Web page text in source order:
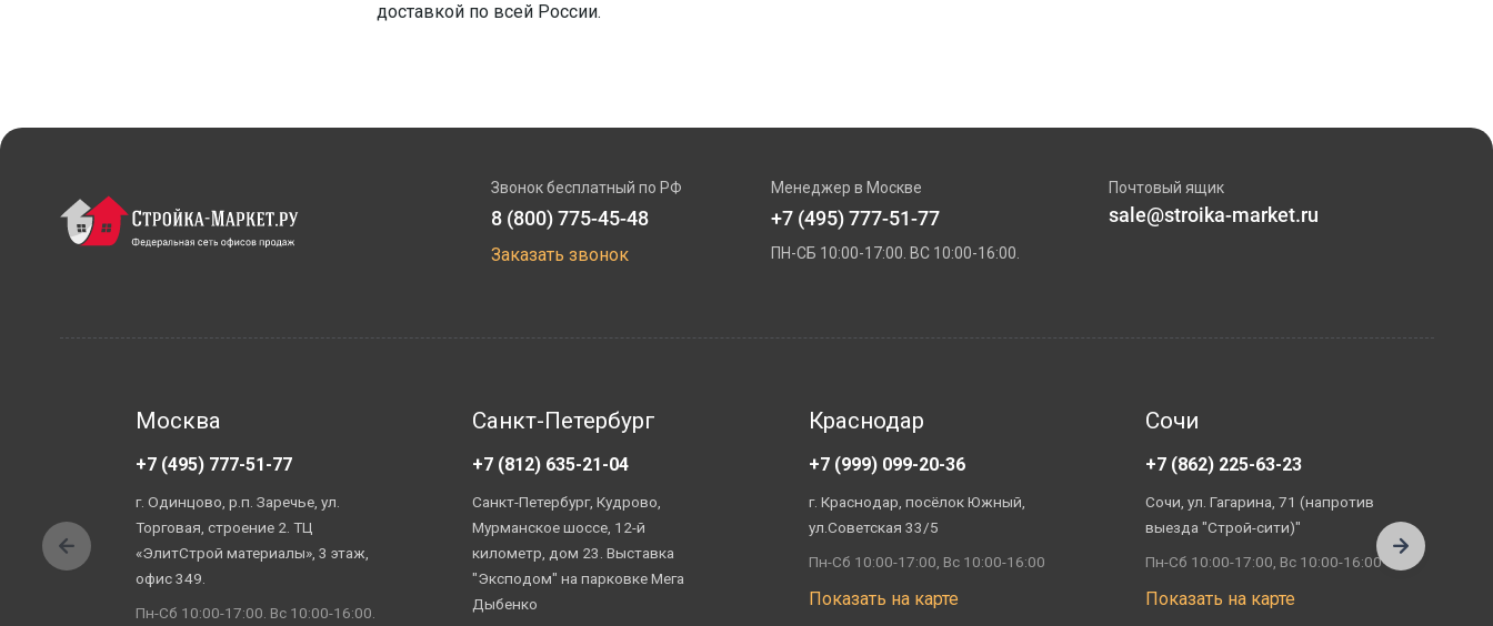
доставкой по всей России.
Звонок бесплатный по РФ
8 (800) 775-45-48
Заказать звонок
Менеджер в Москве
+7 (495) 777-51-77
ПН-СБ 10:00-17:00. ВС 10:00-16:00.
Почтовый ящик
sale@stroika-market.ru
Москва
+7 (495) 777-51-77
г. Одинцово, р.п. Заречье, ул.
Торговая, строение 2. ТЦ
«ЭлитСтрой материалы», 3 этаж,
офис 349.
Пн-Сб 10:00-17:00. Вс 10:00-16:00.
Санкт-Петербург
+7 (812) 635-21-04
Санкт-Петербург, Кудрово,
Мурманское шоссе, 12-й
километр, дом 23. Выставка
"Эксподом" на парковке Мега
Дыбенко
Краснодар
+7 (999) 099-20-36
г. Краснодар, посёлок Южный,
ул.Советская 33/5
Пн-Сб 10:00-17:00, Вс 10:00-16:00
Показать на карте
Сочи
+7 (862) 225-63-23
Сочи, ул. Гагарина, 71 (напротив
выезда "Строй-сити)"
Пн-Сб 10:00-17:00, Вс 10:00-16:00
Показать на карте